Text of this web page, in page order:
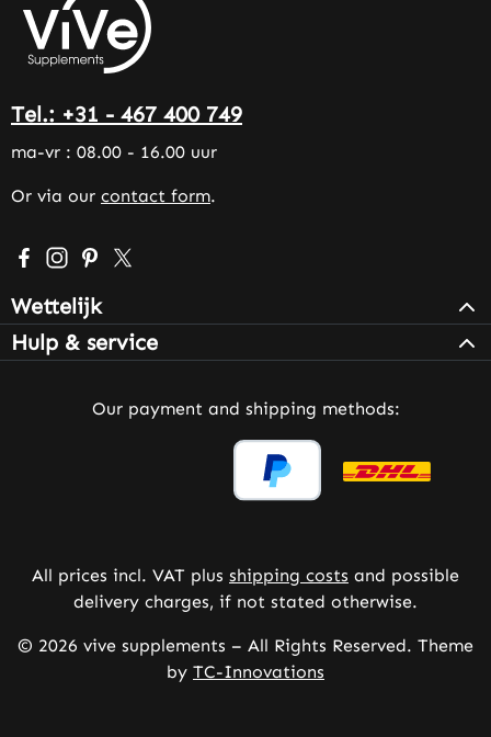
Tel.: +31 - 467 400 749
ma-vr : 08.00 - 16.00 uur
Or via our contact form.
Visit us on Facebook – opens in a new browser tab
Check us out on Instagram – opens in a new
Get inspired on Pinterest – opens in a new
Follow us on X – opens in a new browser
Wettelijk
Hulp & service
Our payment and shipping methods:
All prices incl. VAT plus shipping costs and possible
delivery charges, if not stated otherwise.
© 2026 vive supplements – All Rights Reserved. Theme
by TC-Innovations